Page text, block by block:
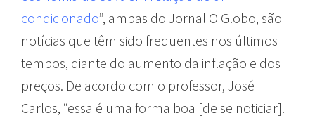
condicionado”, ambas do Jornal O Globo, são
notícias que têm sido frequentes nos últimos
tempos, diante do aumento da inflação e dos
preços. De acordo com o professor, José
Carlos, “essa é uma forma boa [de se noticiar].